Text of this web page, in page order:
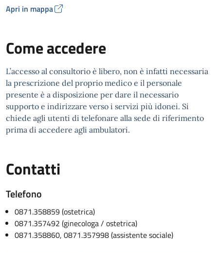
Apri in mappa
Come accedere
L’accesso al consultorio è libero, non è infatti necessaria
la prescrizione del proprio medico e il personale
presente è a disposizione per dare il necessario
supporto e indirizzare verso i servizi più idonei. Si
chiede agli utenti di telefonare alla sede di riferimento
prima di accedere agli ambulatori.
Contatti
Telefono
0871.358859 (ostetrica)
0871.357492 (ginecologa / ostetrica)
0871.358860, 0871.357998 (assistente sociale)